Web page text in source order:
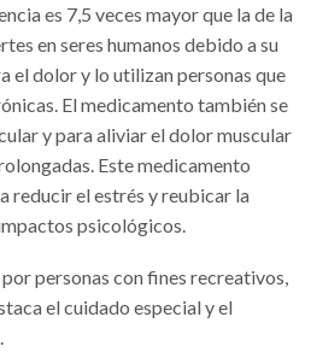
es 7,5 veces mayor que la de la
en seres humanos debido a su
el dolor y lo utilizan personas que
El medicamento también se
y para aliviar el dolor muscular
Este medicamento
reducir el estrés y reubicar la
psicológicos.
personas con fines recreativos,
el cuidado especial y el